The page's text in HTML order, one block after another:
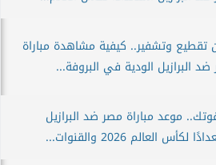
تقطيع وتشفير.. كيفية مشاهدة مباراة
البرازيل الودية في البروفة...
موعد مباراة مصر ضد البرازيل
لكأس العالم 2026 والقنوات...